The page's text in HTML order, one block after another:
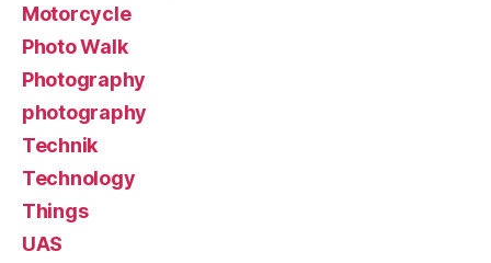
Motorcycle
Photo Walk
Photography
photography
Technik
Technology
Things
UAS